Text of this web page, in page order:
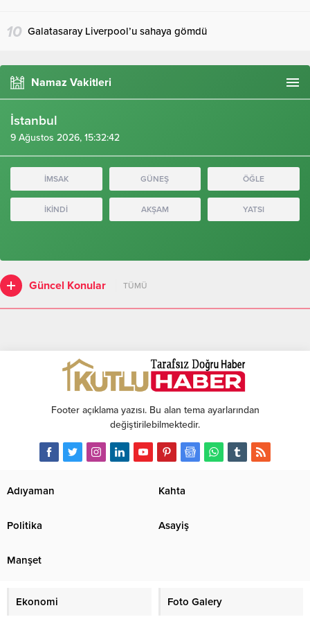
10 Galatasaray Liverpool’u sahaya gömdü
Namaz Vakitleri
İstanbul
9 Ağustos 2026, 15:32:42
İMSAK GÜNEŞ ÖĞLE
İKİNDİ AKŞAM YATSI
Güncel Konular TÜMÜ
Footer açıklama yazısı. Bu alan tema ayarlarından
değiştirilebilmektedir.
Adıyaman Kahta
Politika Asayiş
Manşet
Ekonomi Foto Galery